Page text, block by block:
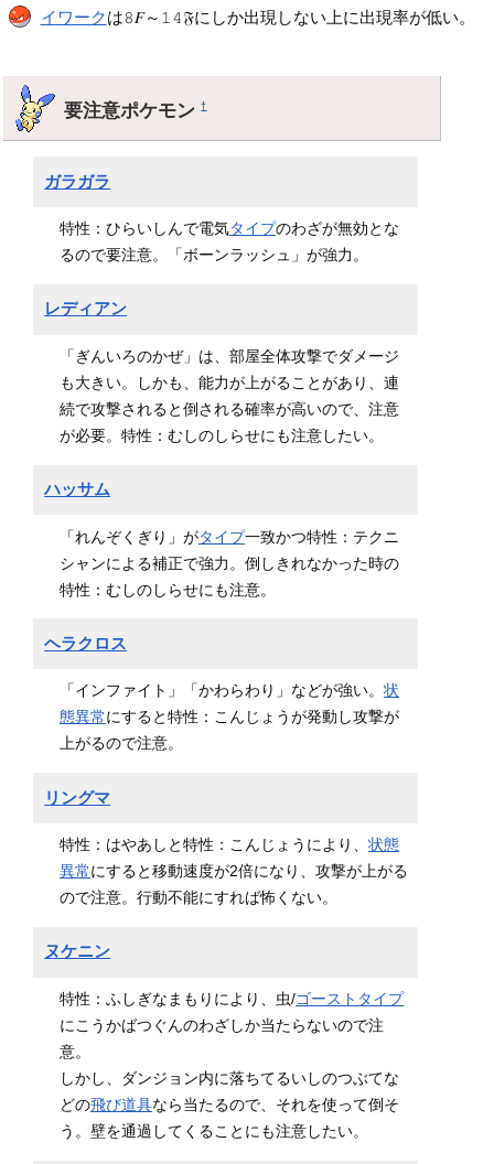
イワークは𝟾𝐹～𝟷𝟺𝔉にしか出現しない上に出現率が低い。
要注意ポケモン†
ガラガラ
特性：ひらいしんで電気タイプのわざが無効とな
るので要注意。「ボーンラッシュ」が強力。
レディアン
「ぎんいろのかぜ」は、部屋全体攻撃でダメージ
も大きい。しかも、能力が上がることがあり、連
続で攻撃されると倒される確率が高いので、注意
が必要。特性：むしのしらせにも注意したい。
ハッサム
「れんぞくぎり」がタイプ一致かつ特性：テクニ
シャンによる補正で強力。倒しきれなかった時の
特性：むしのしらせにも注意。
ヘラクロス
「インファイト」「かわらわり」などが強い。 状
態異常にすると特性：こんじょうが発動し攻撃が
上がるので注意。
リングマ
特性：はやあしと特性：こんじょうにより、 状態
異常にすると移動速度が2倍になり、攻撃が上がる
ので注意。行動不能にすれば怖くない。
ヌケニン
特性：ふしぎなまもりにより、虫/ゴースト タイプ
にこうかばつぐんのわざしか当たらないので注
意。
しかし、ダンジョン内に落ちてるいしのつぶてな
どの飛び道具なら当たるので、それを使って倒そ
う。壁を通過してくることにも注意したい。